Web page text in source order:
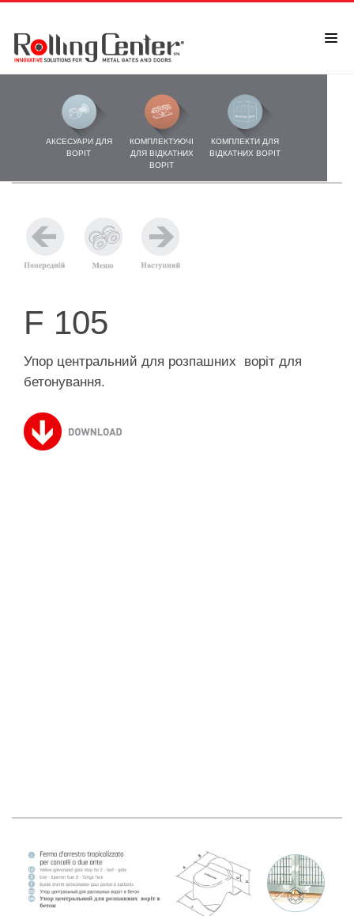
АКСЕСУАРИ ДЛЯ
ВОРІТ
КОМПЛЕКТУЮЧІ
ДЛЯ ВІДКАТНИХ
ВОРІТ
КОМПЛЕКТИ ДЛЯ
ВІДКАТНИХ ВОРІТ
F 105
Упор центральний для розпашних воріт для
бетонування.